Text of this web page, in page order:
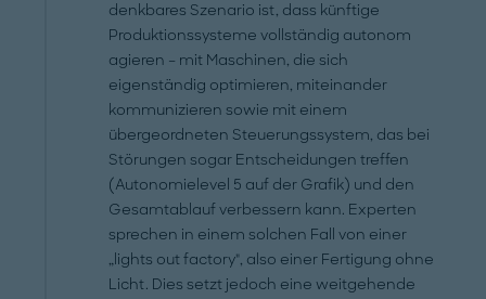
denkbares Szenario ist, dass künftige
Produktionssysteme vollständig autonom
agieren – mit Maschinen, die sich
eigenständig optimieren, miteinander
kommunizieren sowie mit einem
übergeordneten Steuerungssystem, das bei
Störungen sogar Entscheidungen treffen
(Autonomielevel 5 auf der Grafik) und den
Gesamtablauf verbessern kann. Experten
sprechen in einem solchen Fall von einer
„lights out factory", also einer Fertigung ohne
Licht. Dies setzt jedoch eine weitgehende